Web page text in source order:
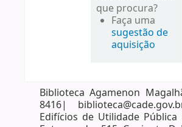
que procura?
Faça uma
sugestão de
aquisição
Biblioteca Agamenon
8416|
Edifícios de Utilidade Pública